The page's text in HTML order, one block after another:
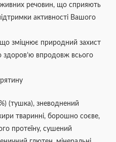
речовин, що сприяють
активності Вашого
що зміцнює природний захист
здоров’ю впродовж всього
(тушка), зневоднений
тваринні, борошно соєве,
протеїну, сушений